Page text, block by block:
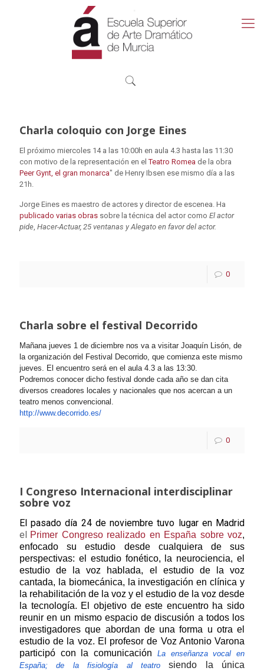
Charla coloquio con Jorge Eines
El próximo miercoles 14 a las 10:00h en aula 4.3 hasta las 11:30
con motivo de la representación en elTeatro Romea de la obra
Peer Gynt, el gran monarca" de Henry Ibsen ese mismo día a las
21h.
Jorge Eines es maestro de actores y director de escenea. Ha
publicado varias obras sobre la técnica del actor como El actor
pide, Hacer-Actuar, 25 ventanas y Alegato en favor del actor.
0
Charla sobre el festival Decorrido
Mañana jueves 1 de diciembre nos va a visitar Joaquín Lisón, de
la organización del Festival Decorrido, que comienza este mismo
jueves. El encuentro será en el aula 4.3 a las 13:30.
Podremos conocer dicho festival donde cada año se dan cita
diversos creadores locales y nacionales que nos acercan a un
teatro menos convencional.
http://www.decorrido.es/
0
I Congreso Internacional interdisciplinar
sobre voz
El pasado día 24 de noviembre tuvo lugar en Madrid
el Primer Congreso realizado en España sobre voz,
enfocado su estudio desde cualquiera de sus
perspectivas: el estudio fonético, la neurociencia, el
estudio de la voz hablada, el estudio de la voz
cantada, la biomecánica, la investigación en clínica y
la rehabilitación de la voz y el estudio de la voz desde
la tecnología. El objetivo de este encuentro ha sido
reunir en un mismo espacio de discusión a todos los
investigadores que abordan de una forma u otra el
estudio de la voz. El profesor de Voz Antonio Varona
participó con la comunicación La enseñanza vocal en
España; de la fisiología al teatrosiendo la única